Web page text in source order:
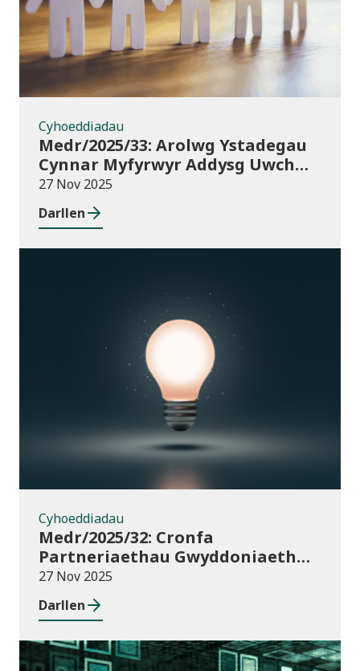
Cyhoeddiadau
Medr/2025/33: Arolwg Ystadegau
Cynnar Myfyrwyr Addysg Uwch
2025/26
27 Nov 2025
Darllen
Cyhoeddiadau
Cyhoeddiadau
Medr/2025/32: Cronfa
Partneriaethau Gwyddoniaeth
Rhyngwladol (ISPF) 2025-26
27 Nov 2025
Darllen